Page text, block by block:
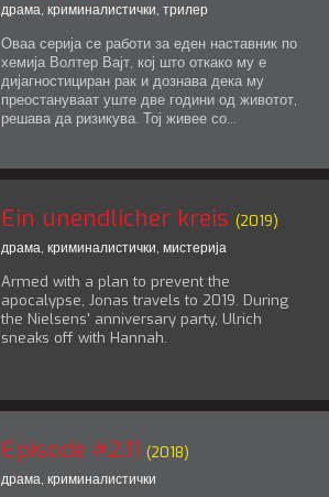
драма, криминалистички, трилер
Оваа серија се работи за еден наставник по
хемија Волтер Вајт, кој што откако му е
дијагностициран рак и дознава дека му
преостануваат уште две години од животот,
решава да ризикува. Тој живее со...
Ein unendlicher kreis (2019)
драма, криминалистички, мистерија
Armed with a plan to prevent the
apocalypse, Jonas travels to 2019. During
the Nielsens' anniversary party, Ulrich
sneaks off with Hannah.
Episode #2.11 (2018)
драма, криминалистички